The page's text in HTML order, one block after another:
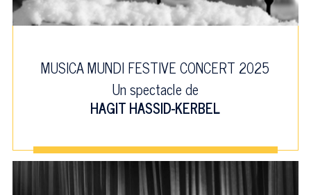
MUSICA MUNDI FESTIVE CONCERT 2025
Un spectacle de
HAGIT HASSID-KERBEL